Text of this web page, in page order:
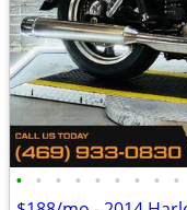
• • • • • • • • •